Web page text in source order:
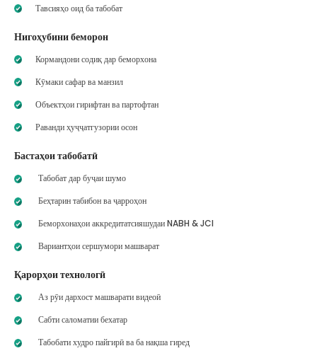
Тавсияҳо оид ба табобат
Нигоҳубини беморон
Кормандони содиқ дар беморхона
Кӯмаки сафар ва манзил
Объектҳои гирифтан ва партофтан
Раванди ҳуҷҷатгузории осон
Бастаҳои табобатӣ
Табобат дар буҷаи шумо
Беҳтарин табибон ва ҷарроҳон
Беморхонаҳои аккредитатсияшудаи NABH & JCI
Вариантҳои сершумори машварат
Қарорҳои технологӣ
Аз рӯи дархост машварати видеоӣ
Сабти саломатии бехатар
Табобати худро пайгирӣ ва ба нақша гиред